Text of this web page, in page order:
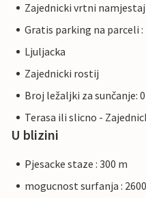
Zajednicki vrtni namjestaj
Gratis parking na parceli
Ljuljacka
Zajednicki rostij
Broj ležaljki za sunčanje: 0
Terasa ili slicno -
U blizini
Pjesacke staze : 300 m
mogucnost surfanja :